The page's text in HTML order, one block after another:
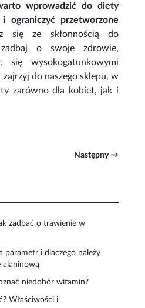
wprowadzić do diety
ograniczyć przetworzone
się ze skłonnością do
o swoje zdrowie,
się wysokogatunkowymi
do naszego sklepu, w
zarówno dla
kobiet, jak i
Następny →
zadbać o trawienie w
parametr i dlaczego należy
alaninową
niedobór witamin?
Właściwości i